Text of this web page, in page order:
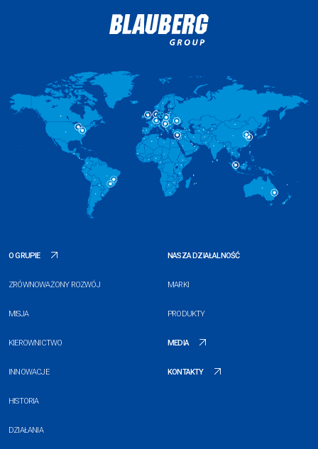
O GRUPIE
ZRÓWNOWAŻONY ROZWÓJ
MISJA
KIEROWNICTWO
INNOWACJE
HISTORIA
DZIAŁANIA
NASZA DZIAŁALNOŚĆ
MARKI
PRODUKTY
MEDIA
KONTAKTY